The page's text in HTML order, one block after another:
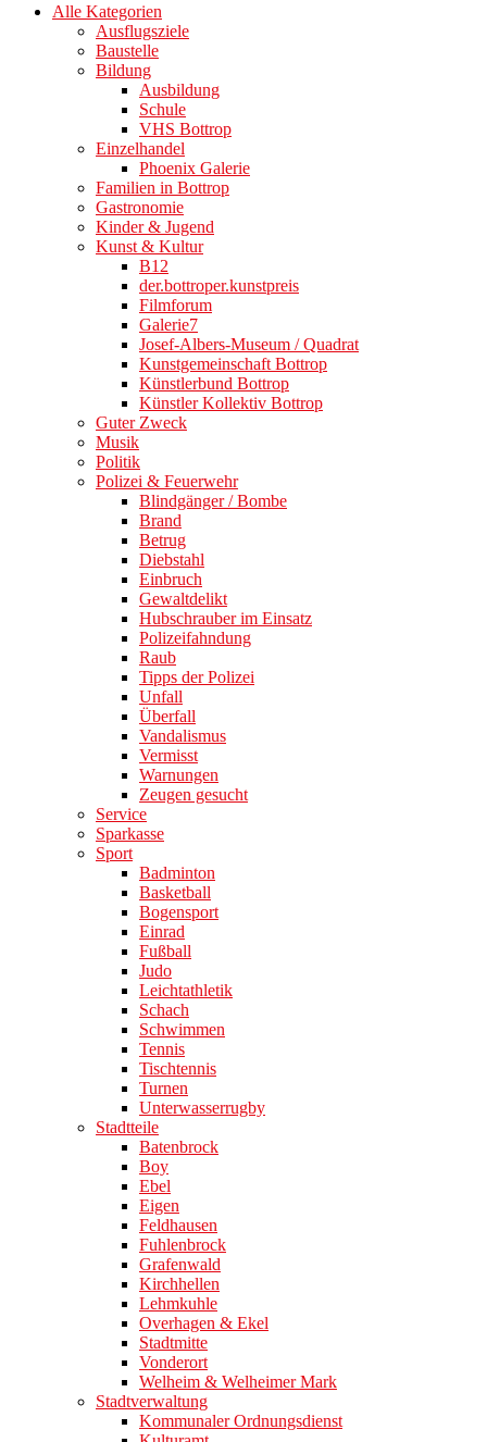
Alle Kategorien
Ausflugsziele
Baustelle
Bildung
Ausbildung
Schule
VHS Bottrop
Einzelhandel
Phoenix Galerie
Familien in Bottrop
Gastronomie
Kinder & Jugend
Kunst & Kultur
B12
der.bottroper.kunstpreis
Filmforum
Galerie7
Josef-Albers-Museum / Quadrat
Kunstgemeinschaft Bottrop
Künstlerbund Bottrop
Künstler Kollektiv Bottrop
Guter Zweck
Musik
Politik
Polizei & Feuerwehr
Blindgänger / Bombe
Brand
Betrug
Diebstahl
Einbruch
Gewaltdelikt
Hubschrauber im Einsatz
Polizeifahndung
Raub
Tipps der Polizei
Unfall
Überfall
Vandalismus
Vermisst
Warnungen
Zeugen gesucht
Service
Sparkasse
Sport
Badminton
Basketball
Bogensport
Einrad
Fußball
Judo
Leichtathletik
Schach
Schwimmen
Tennis
Tischtennis
Turnen
Unterwasserrugby
Stadtteile
Batenbrock
Boy
Ebel
Eigen
Feldhausen
Fuhlenbrock
Grafenwald
Kirchhellen
Lehmkuhle
Overhagen & Ekel
Stadtmitte
Vonderort
Welheim & Welheimer Mark
Stadtverwaltung
Kommunaler Ordnungsdienst